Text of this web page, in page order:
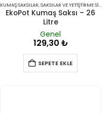
KUMAŞ SAKSILAR,SAKSILAR VE YETIŞTIRME SISTEMLERI
EkoPot Kumaş Saksı – 26
Litre
Genel
129,30 ₺
SEPETE EKLE